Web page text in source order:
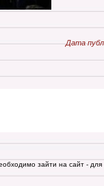
Дата
зайти на сайт - для